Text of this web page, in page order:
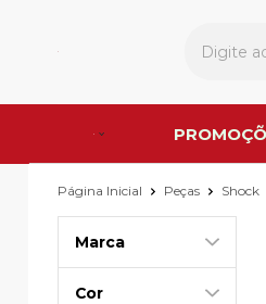
Página Inicial Peças Shock
Marca
Cor